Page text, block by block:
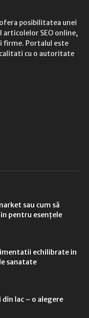
posibilitatea unei
SEO online,
firme. Portalul este
cu o autoritate
sau cum să
pentru esențele
echilibrate in
sanatate
lac – o alegere